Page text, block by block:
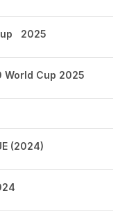
2025
World Cup 2025
(2024)